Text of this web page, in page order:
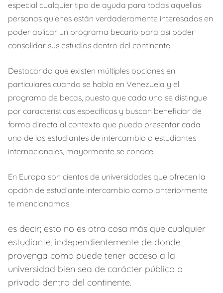
especial cualquier tipo de ayuda para todas aquellas
personas quienes están verdaderamente interesados en
poder aplicar un programa becario para así poder
consolidar sus estudios dentro del continente.
Destacando que existen múltiples opciones en
particulares cuando se habla en Venezuela y el
programa de becas, puesto que cada uno se distingue
por características específicas y buscan beneficiar de
forma directa al contexto que pueda presentar cada
uno de los estudiantes de intercambio o estudiantes
internacionales, mayormente se conoce.
En Europa son cientos de universidades que ofrecen la
opción de estudiante intercambio como anteriormente
te mencionamos.
es decir; esto no es otra cosa más que cualquier
estudiante, independientemente de donde
provenga como puede tener acceso a la
universidad bien sea de carácter público o
privado dentro del continente.